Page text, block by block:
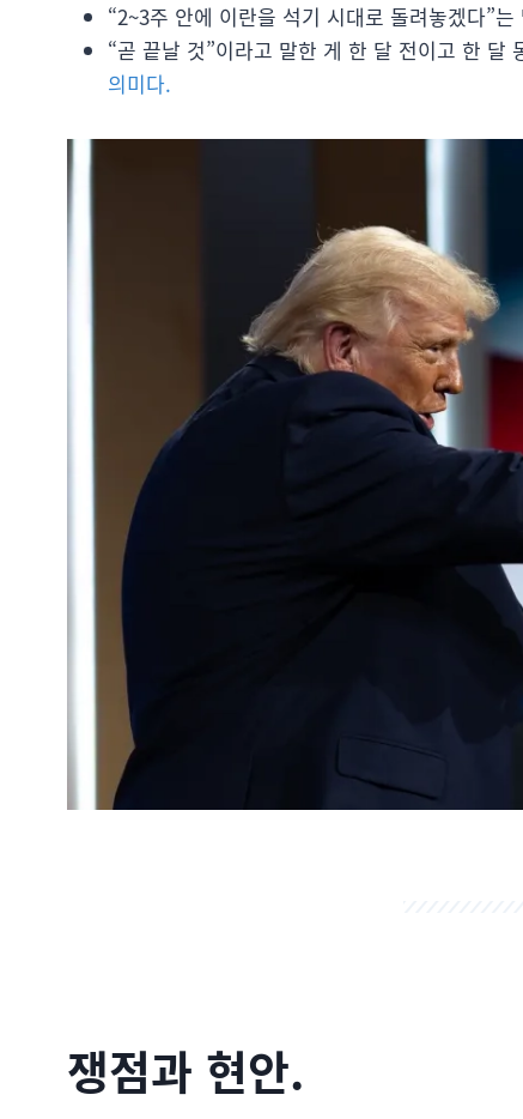
“2~3주 안에 이란을 석기 시대로 돌려놓겠다”
“곧 끝날 것”이라고 말한 게 한 달 전이고 한 달
의미다.
쟁점과 현안.